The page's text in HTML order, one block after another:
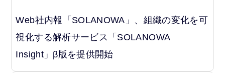
Web社内報「SOLANOWA」、組織の変化を可
視化する解析サービス「SOLANOWA
Insight」β版を提供開始